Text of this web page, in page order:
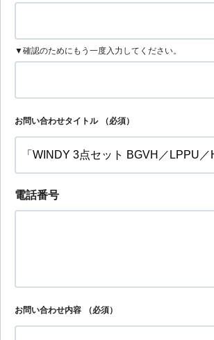
▼確認のためにもう一度入力してください。
お問い合わせタイトル （必須）
電話番号
お問い合わせ内容 （必須）